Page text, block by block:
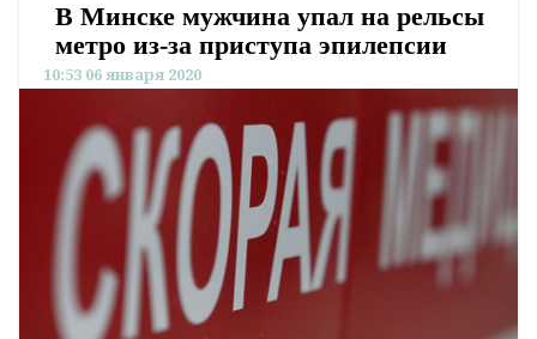
В Минске мужчина упал на рельсы
метро из-за приступа эпилепсии
10:53 06 января 2020